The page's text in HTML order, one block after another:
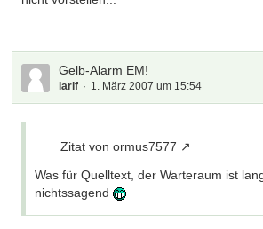
Gelb-Alarm EM!
larlf 1. März 2007 um 15:54
Zitat von ormus7577
Was für Quelltext, der Warteraum ist
nichtssagend